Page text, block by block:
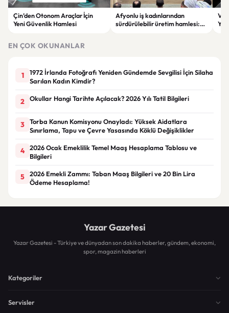
Çin’den Otonom Araçlar İçin
Yeni Güvenlik Hamlesi
Afyonlu iş kadınlarından
sürdürülebilir üretim hamlesi:
EN ÇOK OKUNANLAR
1
1972 İrlanda Fotoğrafı Yeniden Gündemde Sevgilisi İçin Silaha
Sarılan Kadın Kimdir?
2 Okullar Hangi Tarihte Açılacak? 2026 Yılı Tatil Bilgileri
3
Torba Kanun Komisyonu Onayladı: Yüksek Aidatlara
Sınırlama, Tapu ve Çevre Yasasında Köklü Değişiklikler
4
2026 Ocak Emeklilik Temel Maaş Hesaplama Tablosu ve
Bilgileri
5
2026 Emekli Zammı: Taban Maaş Bilgileri ve 20 Bin Lira
Ödeme Hesaplama!
Yazar Gazetesi
Yazar Gazetesi - Türkiye ve dünyadan son dakika haberler, gündem, ekonomi,
spor, magazin haberleri
Kategoriler
Servisler